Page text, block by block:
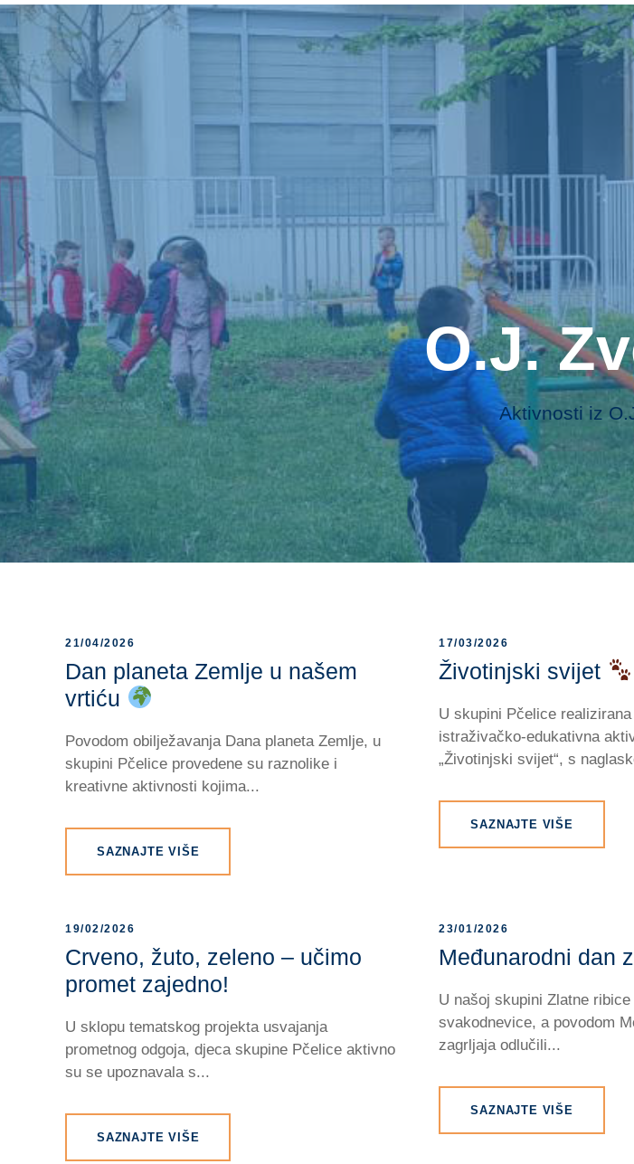
O.J.
Aktivnosti iz
21/04/2026
Dan planeta Zemlje u našem
vrtiću
Povodom obilježavanja Dana planeta Zemlje, u
skupini Pčelice provedene su raznolike i
kreativne aktivnosti kojima...
SAZNAJTE VIŠE
17/03/2026
Životinjski svijet
U skupini Pčelice
istraživačko-edukativna
„Životinjski svijet“, s
SAZNAJTE VIŠE
19/02/2026
Crveno, žuto, zeleno – učimo
promet zajedno!
U sklopu tematskog projekta usvajanja
prometnog odgoja, djeca skupine Pčelice aktivno
su se upoznavala s...
SAZNAJTE VIŠE
23/01/2026
Međunarodni dan
U našoj skupini Zlatne
svakodnevice, a povodom
zagrljaja odlučili...
SAZNAJTE VIŠE